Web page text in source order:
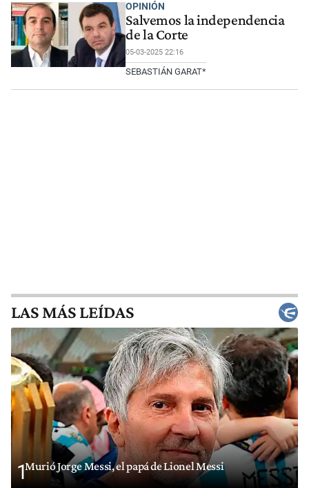
OPINIÓN
Salvemos la independencia
de la Corte
05-03-2025 22:16
SEBASTIÁN GARAT*
LAS MÁS LEÍDAS
1Murió Jorge Messi, el papá de Lionel Messi